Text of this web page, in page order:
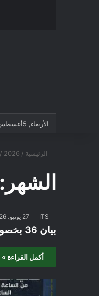
الأربعاء, 5أغسطس 2026
الرئيسية /
2026
/
الشهر:
ITS 27 يونيو، 2026
بيان 36 بخصوص نشر وبث سبر الأراء واستطلاع نوايا الناخبين
أكمل القراءة »